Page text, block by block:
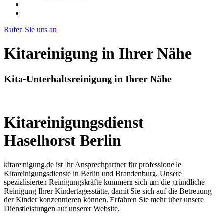
Rufen Sie uns an
Kitareinigung in Ihrer Nähe
Kita-Unterhaltsreinigung in Ihrer Nähe
Kitareinigungsdienst
Haselhorst Berlin
kitareinigung.de ist Ihr Ansprechpartner für professionelle
Kitareinigungsdienste in Berlin und Brandenburg. Unsere
spezialisierten Reinigungskräfte kümmern sich um die gründliche
Reinigung Ihrer Kindertagesstätte, damit Sie sich auf die Betreuung
der Kinder konzentrieren können. Erfahren Sie mehr über unsere
Dienstleistungen auf unserer Website.